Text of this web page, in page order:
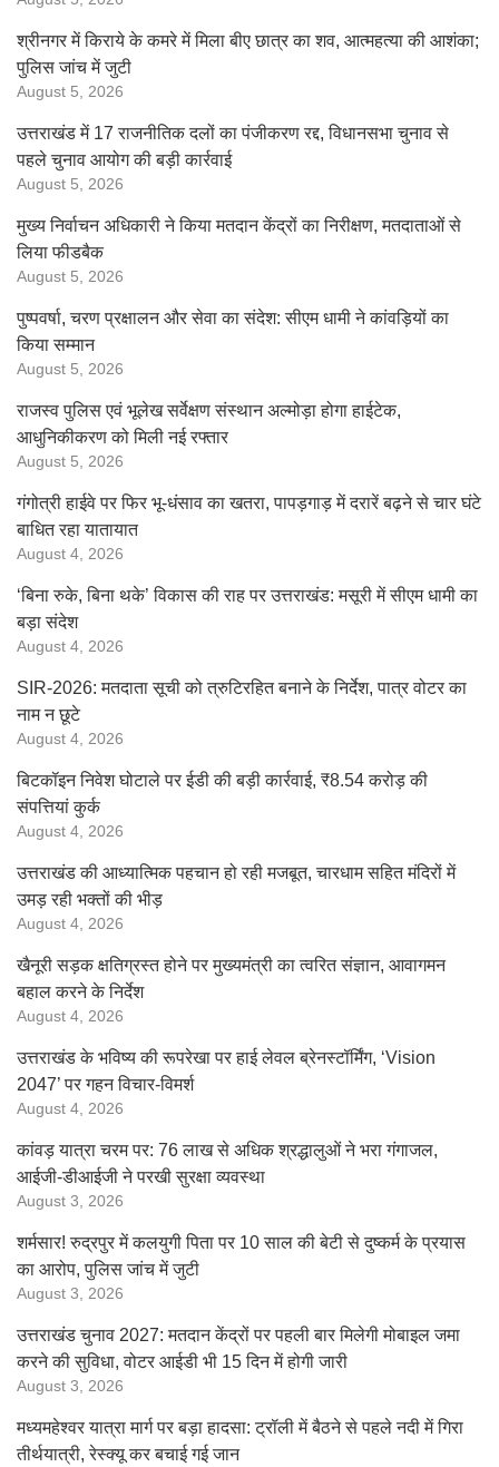
श्रीनगर में किराये के कमरे में मिला बीए छात्र का शव, आत्महत्या की आशंका;
पुलिस जांच में जुटी
August 5, 2026
उत्तराखंड में 17 राजनीतिक दलों का पंजीकरण रद्द, विधानसभा चुनाव से
पहले चुनाव आयोग की बड़ी कार्रवाई
August 5, 2026
मुख्य निर्वाचन अधिकारी ने किया मतदान केंद्रों का निरीक्षण, मतदाताओं से
लिया फीडबैक
August 5, 2026
पुष्पवर्षा, चरण प्रक्षालन और सेवा का संदेश: सीएम धामी ने कांवड़ियों का
किया सम्मान
August 5, 2026
राजस्व पुलिस एवं भूलेख सर्वेक्षण संस्थान अल्मोड़ा होगा हाईटेक,
आधुनिकीकरण को मिली नई रफ्तार
August 5, 2026
गंगोत्री हाईवे पर फिर भू-धंसाव का खतरा, पापड़गाड़ में दरारें बढ़ने से चार घंटे
बाधित रहा यातायात
August 4, 2026
‘बिना रुके, बिना थके’ विकास की राह पर उत्तराखंड: मसूरी में सीएम धामी का
बड़ा संदेश
August 4, 2026
SIR-2026: मतदाता सूची को त्रुटिरहित बनाने के निर्देश, पात्र वोटर का
नाम न छूटे
August 4, 2026
बिटकॉइन निवेश घोटाले पर ईडी की बड़ी कार्रवाई, ₹8.54 करोड़ की
संपत्तियां कुर्क
August 4, 2026
उत्तराखंड की आध्यात्मिक पहचान हो रही मजबूत, चारधाम सहित मंदिरों में
उमड़ रही भक्तों की भीड़
August 4, 2026
खैनूरी सड़क क्षतिग्रस्त होने पर मुख्यमंत्री का त्वरित संज्ञान, आवागमन
बहाल करने के निर्देश
August 4, 2026
उत्तराखंड के भविष्य की रूपरेखा पर हाई लेवल ब्रेनस्टॉर्मिंग, ‘Vision
2047’ पर गहन विचार-विमर्श
August 4, 2026
कांवड़ यात्रा चरम पर: 76 लाख से अधिक श्रद्धालुओं ने भरा गंगाजल,
आईजी-डीआईजी ने परखी सुरक्षा व्यवस्था
August 3, 2026
शर्मसार! रुद्रपुर में कलयुगी पिता पर 10 साल की बेटी से दुष्कर्म के प्रयास
का आरोप, पुलिस जांच में जुटी
August 3, 2026
उत्तराखंड चुनाव 2027: मतदान केंद्रों पर पहली बार मिलेगी मोबाइल जमा
करने की सुविधा, वोटर आईडी भी 15 दिन में होगी जारी
August 3, 2026
मध्यमहेश्वर यात्रा मार्ग पर बड़ा हादसा: ट्रॉली में बैठने से पहले नदी में गिरा
तीर्थयात्री, रेस्क्यू कर बचाई गई जान